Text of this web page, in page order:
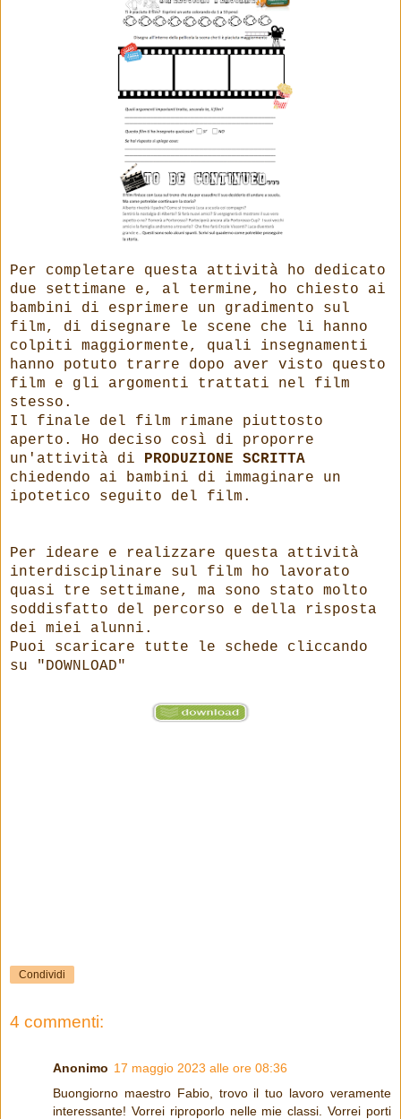
Per completare questa attività ho dedicato
due settimane e, al termine, ho chiesto ai
bambini di esprimere un gradimento sul
film, di disegnare le scene che li hanno
colpiti maggiormente, quali insegnamenti
hanno potuto trarre dopo aver visto questo
film e gli argomenti trattati nel film
stesso.
Il finale del film rimane piuttosto
aperto. Ho deciso così di proporre
un'attività di PRODUZIONE SCRITTA
chiedendo ai bambini di immaginare un
ipotetico seguito del film.
Per ideare e realizzare questa attività
interdisciplinare sul film ho lavorato
quasi tre settimane, ma sono stato molto
soddisfatto del percorso e della risposta
dei miei alunni.
Puoi scaricare tutte le schede cliccando
su "DOWNLOAD"
Condividi
4 commenti:
Anonimo 17 maggio 2023 alle ore 08:36
Buongiorno maestro Fabio, trovo il tuo lavoro veramente
interessante! Vorrei riproporlo nelle mie classi. Vorrei porti